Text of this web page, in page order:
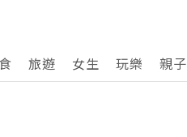
旅遊 女生 玩樂 親子